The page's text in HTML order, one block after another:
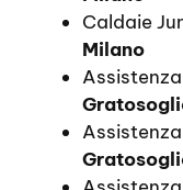
Caldaie
Milano